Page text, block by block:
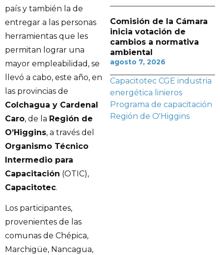
país y también la de
entregar a las personas
herramientas que les
permitan lograr una
mayor empleabilidad, se
llevó a cabo, este año, en
las provincias de
Colchagua y Cardenal
Caro, de la Región de
O’Higgins, a través del
Organismo Técnico
Intermedio para
Capacitación (OTIC),
Capacitotec.
Los participantes,
provenientes de las
comunas de Chépica,
Marchigüe, Nancagua,
Comisión de la Cámara
inicia votación de
cambios a normativa
ambiental
agosto 7, 2026
Capacitotec CGE industria
energética linieros
Programa de capacitación
Región de O'Higgins